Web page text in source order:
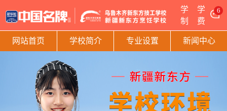
学
制
学
费
6
网站首页 学校简介 专业设置 新闻中心